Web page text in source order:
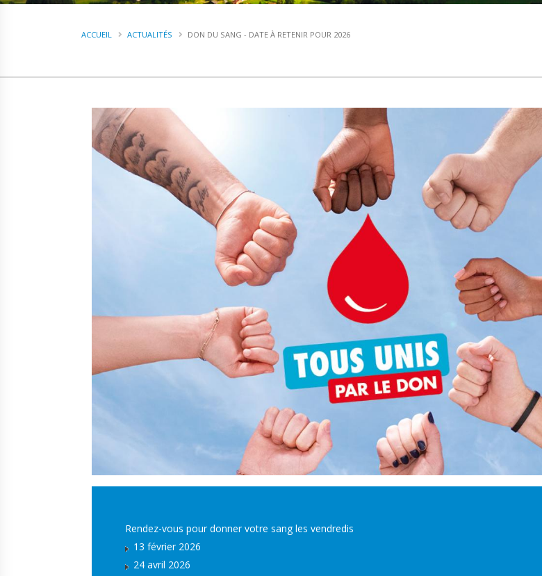
ACCUEIL ACTUALITÉS DON DU SANG - DATE À RETENIR POUR 2026
Rendez-vous pour donner votre sang les vendredis
13 février 2026
24 avril 2026